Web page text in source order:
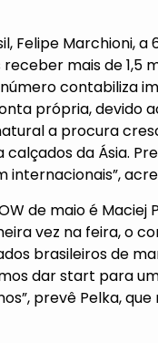
Felipe Marchioni,
mais de 1,5
contabiliza
própria, devido
a procura
da Ásia.
internacionais”,
de maio é Maciej
vez na feira, o
brasileiros de
dar start para
prevê Pelka,